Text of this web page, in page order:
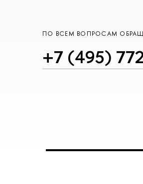
ПО ВСЕМ ВОПРОСАМ
+7 (495)